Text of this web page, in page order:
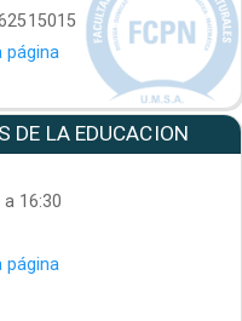
página
DE LA EDUCACION
16:30
página